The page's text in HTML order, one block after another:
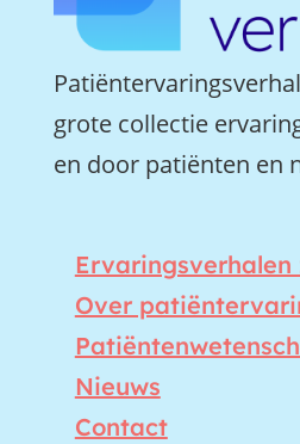
grote collectie
en door patiënten en
Ervaringsverhalen
Over
Nieuws
Contact